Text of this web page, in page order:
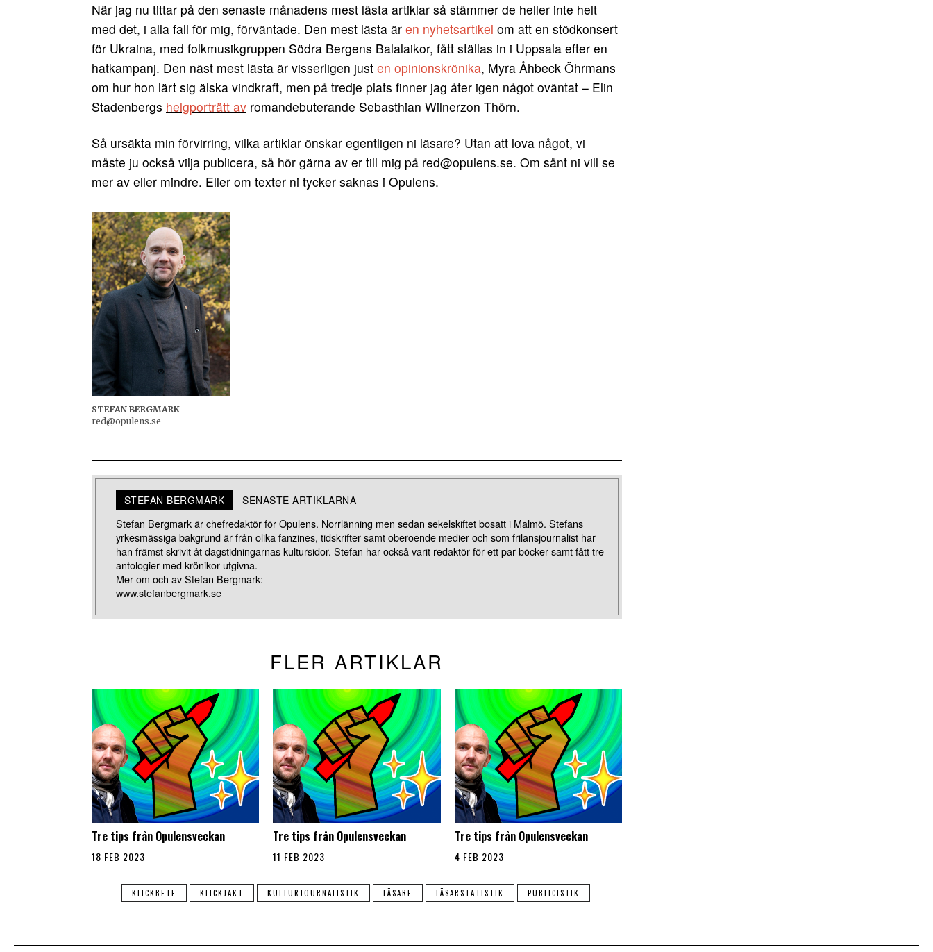
När jag nu tittar på den senaste månadens mest lästa artiklar så stämmer de heller inte helt
med det, i alla fall för mig, förväntade. Den mest lästa är en nyhetsartikel om att en stödkonsert
för Ukraina, med folkmusikgruppen Södra Bergens Balalaikor, fått ställas in i Uppsala efter en
hatkampanj. Den näst mest lästa är visserligen just en opinionskrönika, Myra Åhbeck Öhrmans
om hur hon lärt sig älska vindkraft, men på tredje plats finner jag åter igen något oväntat – Elin
Stadenbergs helgporträtt av romandebuterande Sebasthian Wilnerzon Thörn.
Så ursäkta min förvirring, vilka artiklar önskar egentligen ni läsare? Utan att lova något, vi
måste ju också vilja publicera, så hör gärna av er till mig på red@opulens.se. Om sånt ni vill se
mer av eller mindre. Eller om texter ni tycker saknas i Opulens.
STEFAN BERGMARK
red@opulens.se
STEFAN BERGMARK SENASTE ARTIKLARNA
Stefan Bergmark är chefredaktör för Opulens. Norrlänning men sedan sekelskiftet bosatt i Malmö. Stefans
yrkesmässiga bakgrund är från olika fanzines, tidskrifter samt oberoende medier och som frilansjournalist har
han främst skrivit åt dagstidningarnas kultursidor. Stefan har också varit redaktör för ett par böcker samt fått tre
antologier med krönikor utgivna.
Mer om och av Stefan Bergmark:
www.stefanbergmark.se
FLER ARTIKLAR
Tre tips från Opulensveckan
18 FEB 2023
Tre tips från Opulensveckan
11 FEB 2023
Tre tips från Opulensveckan
4 FEB 2023
KLICKBETE KLICKJAKT KULTURJOURNALISTIK LÄSARE LÄSARSTATISTIK PUBLICISTIK